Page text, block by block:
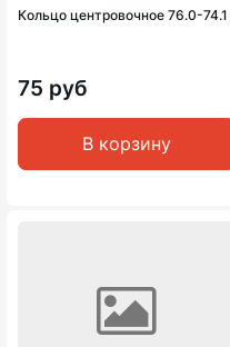
Кольцо центровочное 76.0-74.1
75 руб
В корзину